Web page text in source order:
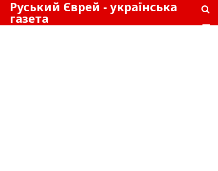
Руський Єврей - українська
газета